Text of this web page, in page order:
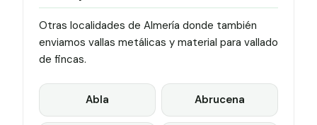
Otras localidades de Almería donde también
enviamos vallas metálicas y material para vallado
de fincas.
Abla Abrucena